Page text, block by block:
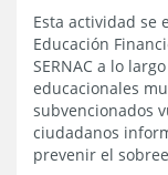
Esta actividad se
Educación
SERNAC a lo
educacionales
subvencionados
ciudadanos
prevenir el